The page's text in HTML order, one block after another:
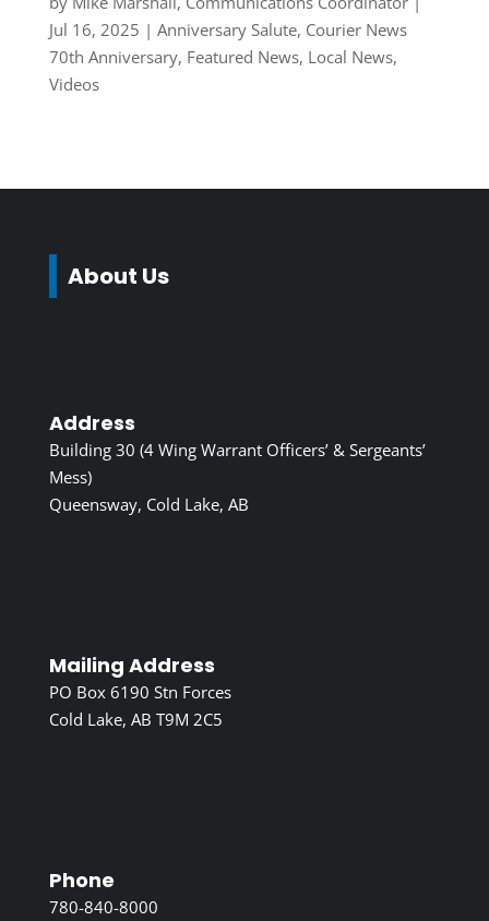
Jul 16, 2025 | Anniversary Salute, Courier News
70th Anniversary, Featured News, Local News,
Videos
About Us
Address
Building 30 (4 Wing Warrant Officers’ & Sergeants’
Mess)
Queensway, Cold Lake, AB
Mailing Address
PO Box 6190 Stn Forces
Cold Lake, AB T9M 2C5
Phone
780-840-8000